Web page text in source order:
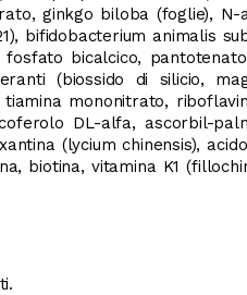
ginkgo biloba (foglie), N-
bifidobacterium animalis
fosfato bicalcico,
(biossido di silicio,
tiamina mononitrato,
DL-alfa, ascorbil-
(lycium chinensis),
biotina, vitamina K1